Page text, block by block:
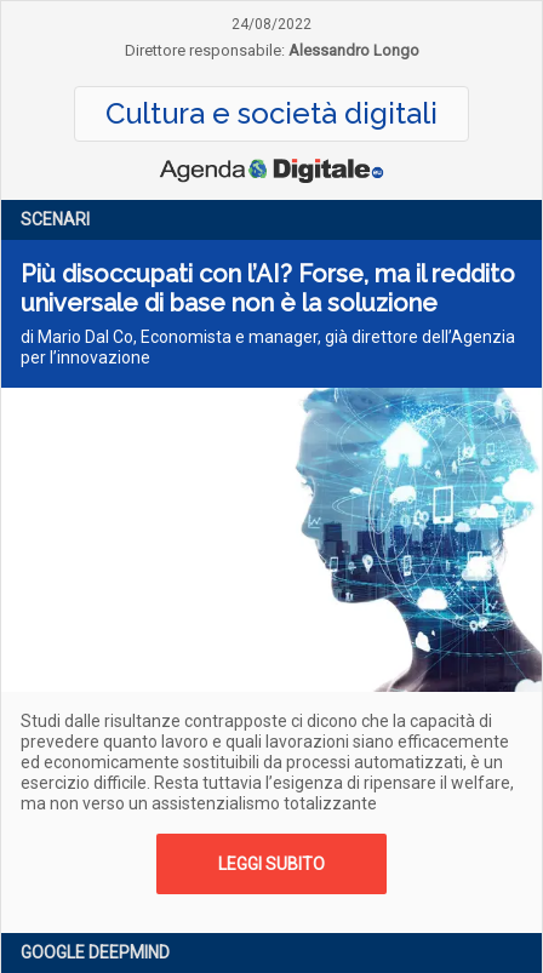
24/08/2022
Direttore responsabile: Alessandro Longo
Cultura e società digitali
SCENARI
Più disoccupati con l’AI? Forse, ma il reddito
universale di base non è la soluzione
di Mario Dal Co, Economista e manager, già direttore dell’Agenzia
per l’innovazione
Studi dalle risultanze contrapposte ci dicono che la capacità di
prevedere quanto lavoro e quali lavorazioni siano efficacemente
ed economicamente sostituibili da processi automatizzati, è un
esercizio difficile. Resta tuttavia l’esigenza di ripensare il welfare,
ma non verso un assistenzialismo totalizzante
LEGGI SUBITO
GOOGLE DEEPMIND